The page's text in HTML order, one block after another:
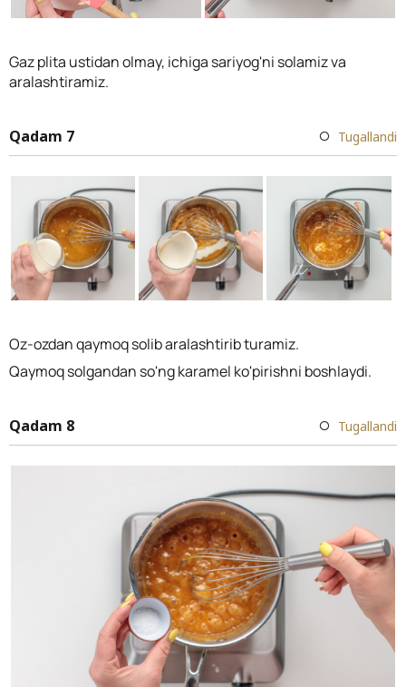
Gaz plita ustidan olmay, ichiga sariyog'ni solamiz va
aralashtiramiz.
Qadam 7 Tugallandi
Oz-ozdan qaymoq solib aralashtirib turamiz.
Qaymoq solgandan so'ng karamel ko'pirishni boshlaydi.
Qadam 8 Tugallandi